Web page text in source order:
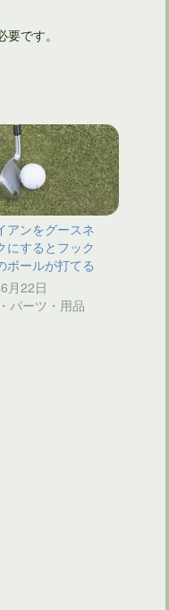
です。
アンをグースネ
にするとフック
ボールが打てる
月22日
パーツ・用品